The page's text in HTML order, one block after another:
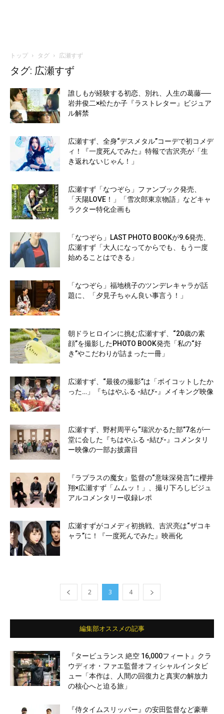
トップ タグ 広瀬すず
タグ: 広瀬すず
誰しもが経験する初恋、別れ、人生の葛藤──
岩井俊二×松たか子『ラストレター』ビジュア
ル解禁
広瀬すず、全身“デスメタル”コーデで初コメデ
ィ！『一度死んでみた』特報で吉沢亮が「生
き返れないじゃん！」
広瀬すず「なつぞら」ファンブック発売、
「天陽LOVE！」「雪次郎東京物語」などキャ
ラクター特化企画も
「なつぞら」LAST PHOTO BOOKが9.6発売、
広瀬すず「大人になってからでも、もう一度
始めることはできる」
「なつぞら」福地桃子のツンデレキャラが話
題に、「夕見子ちゃん良い事言う！」
朝ドラヒロインに挑む広瀬すず、“20歳の素
顔”を撮影したPHOTO BOOK発売「私の“好
き”やこだわりが詰まった一冊」
広瀬すず、“最後の撮影”は「ボイコットしたか
った…」『ちはやふる -結び-』メイキング映像
広瀬すず、野村周平ら“瑞沢かるた部”7名が一
堂に会した『ちはやふる -結び-』コメンタリ
ー映像の一部お披露目
『ラプラスの魔女』監督の“意味深発言”に櫻井
翔×広瀬すず「ムムッ！」、撮り下ろしビジュ
アルコメンタリー収録レポ
広瀬すずがコメディ初挑戦、吉沢亮は“ザコキ
ャラ”に！『一度死んでみた』映画化
2 3 4
編集部オススメの記事
『タービュランス 絶空 16,000フィート』クラ
ウディオ・ファエ監督オフィシャルインタビ
ュー「本作は、人間の回復力と真実の解放力
の核心へと迫る旅」
『侍タイムスリッパー』の安田監督など豪華